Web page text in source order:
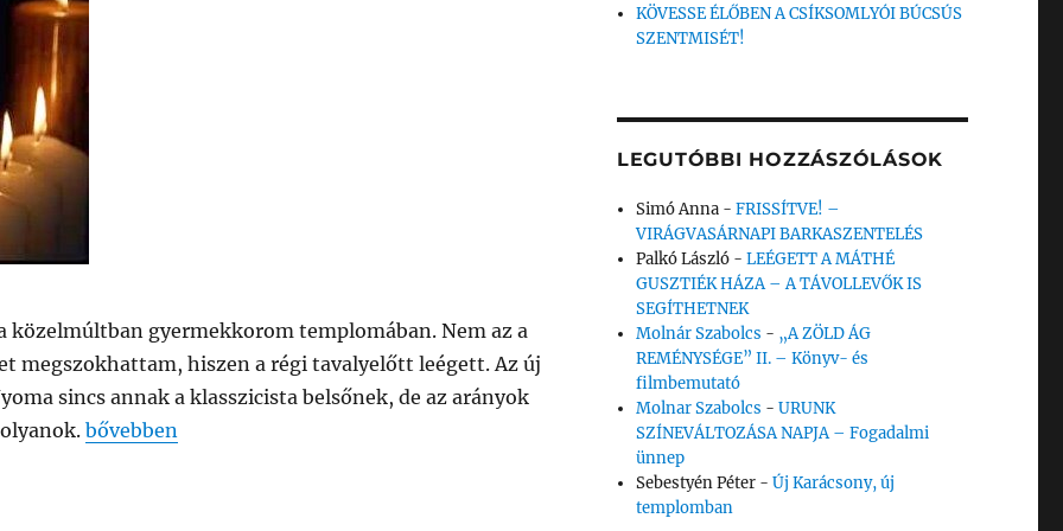
közelmúltban gyermekkorom templomában. Nem az a
megszokhattam, hiszen a régi tavalyelőtt leégett. Az új
sincs annak a klasszicista belsőnek, de az arányok
„GONDOLATOK HAJNALI MISE UTÁN”
bővebben
KÖVESSE ÉLŐBEN A CSÍKSOMLYÓI BÚCSÚS
SZENTMISÉT!
LEGUTÓBBI HOZZÁSZÓLÁSOK
Simó Anna -FRISSÍTVE! –
VIRÁGVASÁRNAPI BARKASZENTELÉS
Palkó László -LEÉGETT A MÁTHÉ
GUSZTIÉK HÁZA – A TÁVOLLEVŐK IS
SEGÍTHETNEK
Molnár Szabolcs - „A ZÖLD ÁG
REMÉNYSÉGE” II. – Könyv- és
filmbemutató
Molnar Szabolcs -URUNK
SZÍNEVÁLTOZÁSA NAPJA – Fogadalmi
ünnep
Sebestyén Péter -Új Karácsony, új
templomban